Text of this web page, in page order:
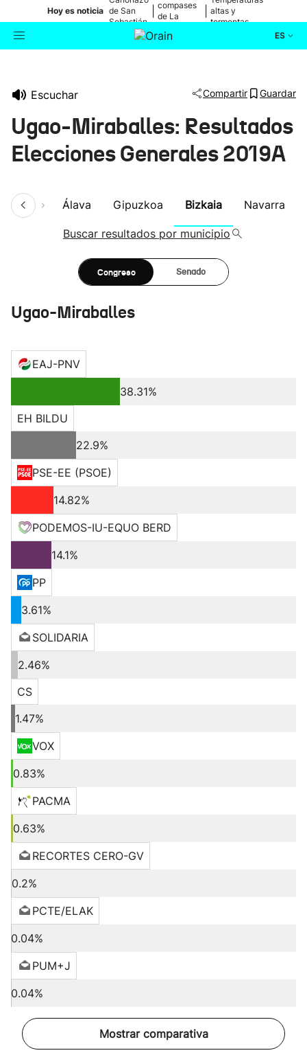
Hoy es noticia de San
Sebastián
compases
de La
altas y
tormentas
ES
Escuchar Compartir Guardar
Ugao-Miraballes: Resultados
Elecciones Generales 2019A
Álava Gipuzkoa Bizkaia Navarra
Buscar resultados por municipio
Congreso Senado
Ugao-Miraballes
EAJ-PNV
38.31%
EH BILDU
22.9%
PSE-EE (PSOE)
14.82%
PODEMOS-IU-EQUO BERD
14.1%
PP
3.61%
SOLIDARIA
2.46%
CS
1.47%
VOX
0.83%
PACMA
0.63%
RECORTES CERO-GV
0.2%
PCTE/ELAK
0.04%
PUM+J
0.04%
Mostrar comparativa